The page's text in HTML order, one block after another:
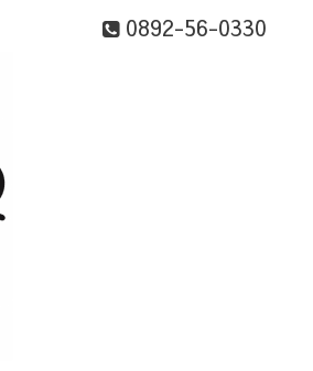
0892-56-0330